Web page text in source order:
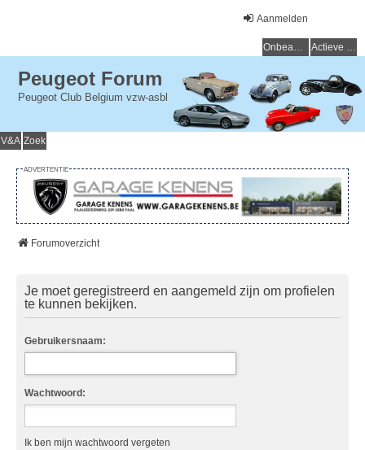
Aanmelden
Onbeantwoorde onderwerpen Actieve onderwerpen
Peugeot Forum
Peugeot Club Belgium vzw-asbl
V&A Zoek
ADVERTENTIE
Forumoverzicht
Je moet geregistreerd en aangemeld zijn om profielen
te kunnen bekijken.
Gebruikersnaam:
Wachtwoord:
Ik ben mijn wachtwoord vergeten